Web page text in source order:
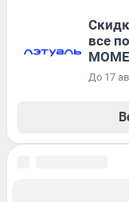
все
До 17